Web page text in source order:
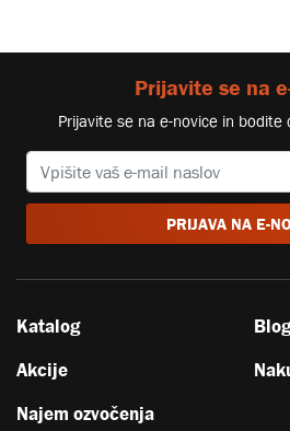
Prijavite se na
Prijavite se na e-novice in bodite
PRIJAVA NA E-
Katalog
Akcije
Najem ozvočenja
Blog